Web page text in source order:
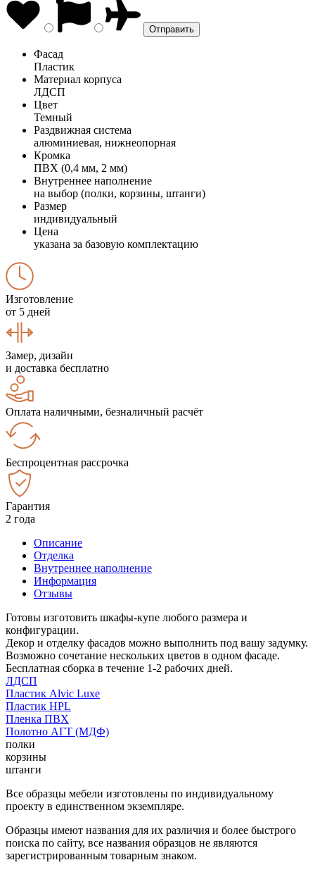
Фасад
Пластик
Материал корпуса
ЛДСП
Цвет
Темный
Раздвижная система
алюминиевая, нижнеопорная
Кромка
ПВХ (0,4 мм, 2 мм)
Внутреннее наполнение
на выбор (полки, корзины, штанги)
Размер
индивидуальный
Цена
указана за базовую комплектацию
Изготовление
от 5 дней
Замер, дизайн
и доставка бесплатно
Оплата наличными, безналичный расчёт
Беспроцентная рассрочка
Гарантия
2 года
Описание
Отделка
Внутреннее наполнение
Информация
Отзывы
Готовы изготовить шкафы-купе любого размера и
конфигурации.
Декор и отделку фасадов можно выполнить под вашу задумку.
Возможно сочетание нескольких цветов в одном фасаде.
Бесплатная сборка в течение 1-2 рабочих дней.
ЛДСП
Пластик Alvic Luxe
Пластик HPL
Пленка ПВХ
Полотно АГТ (МДФ)
полки
корзины
штанги
Все образцы мебели изготовлены по индивидуальному
проекту в единственном экземпляре.
Образцы имеют названия для их различия и более быстрого
поиска по сайту, все названия образцов не являются
зарегистрированным товарным знаком.